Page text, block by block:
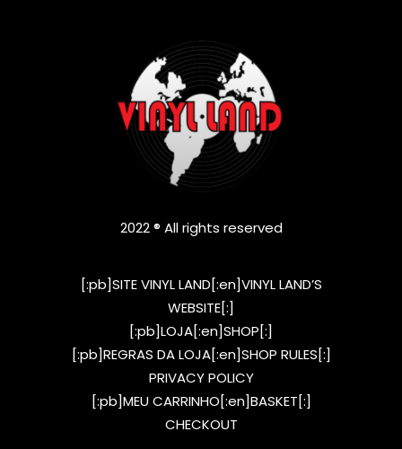
2022 ® All rights reserved
[:pb]SITE VINYL LAND[:en]VINYL LAND’S
WEBSITE[:]
[:pb]LOJA[:en]SHOP[:]
[:pb]REGRAS DA LOJA[:en]SHOP RULES[:]
PRIVACY POLICY
[:pb]MEU CARRINHO[:en]BASKET[:]
CHECKOUT